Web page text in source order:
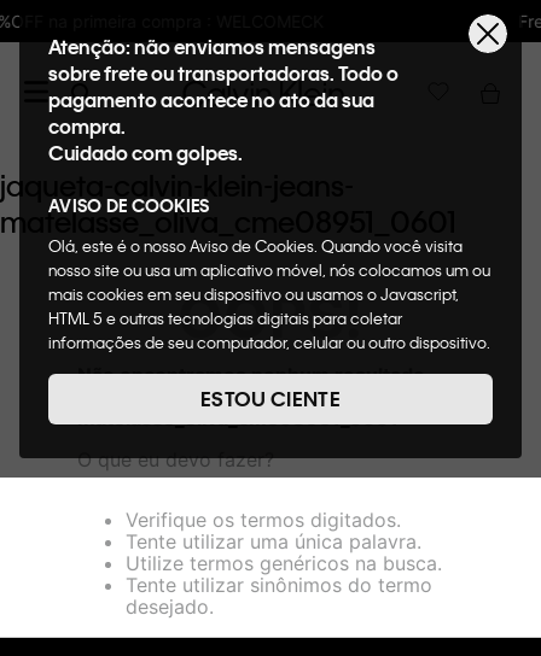
Frete GRÁTIS nas compras
Atenção: não enviamos mensagens
sobre frete ou transportadoras. Todo o
pagamento acontece no ato da sua
compra.
Cuidado com golpes.
AVISO DE COOKIES
Olá, este é o nosso Aviso de Cookies. Quando você visita
nosso site ou usa um aplicativo móvel, nós colocamos um ou
mais cookies em seu dispositivo ou usamos o Javascript,
HTML 5 e outras tecnologias digitais para coletar
informações de seu computador, celular ou outro dispositivo.
de cookies, informaremos quais cookies usaremos e quais
suas funções. A forma como processamos os dados
nosso Aviso de Privacidade. Quando você visita nosso site,
fornecer a você toda a funcionalidade do site, incluindo,
entre outros, a capacidade de comprar um item em nossa
loja virtual. Para maiores informações sobre o nosso aviso de
Cookies acesse o link.
ESTOU CIENTE
jaqueta-calvin-klein-jeans-
matelasse_oliva_cme08951_0601
OOPS!
Não encontramos nenhum resultado
jaqueta-calvin-klein-jeans-
matelasse_oliva_cme08951_0601"
O que eu devo fazer?
Verifique os termos digitados.
Tente utilizar uma única palavra.
Utilize termos genéricos na busca.
Tente utilizar sinônimos do termo
desejado.